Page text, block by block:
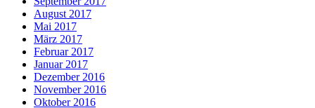
August 2017
Mai 2017
März 2017
Februar 2017
Januar 2017
Dezember 2016
November 2016
Oktober 2016